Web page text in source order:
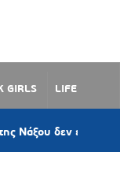
GIRLS LIFE
εμπόρευμα –